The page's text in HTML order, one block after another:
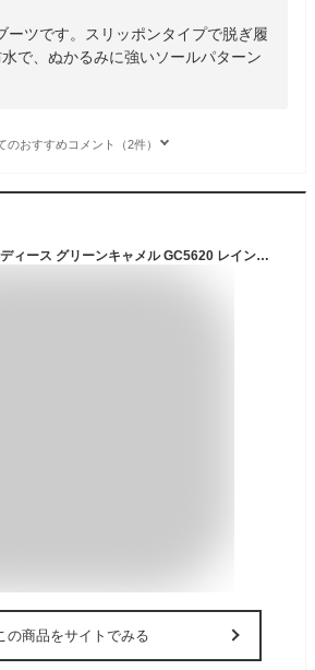
ーツです。スリッポンタイプで脱ぎ履
で、ぬかるみに強いソールパターン
のおすすめコメント（2件）
レインブーツ メンズ レディース グリーンキャメル GC5620 レインシューズ 長靴 レインスニーカー 通年 春夏 梅雨 ショート 完全防水 ハイカットスニーカー アクティブブーツ グレー グリーン ベージュ SS-3L 23cm-28cm GREEN CAMEL
の商品をサイトでみる